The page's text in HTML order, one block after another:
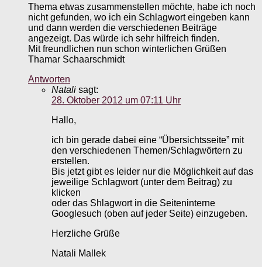
Thema etwas zusammenstellen möchte, habe ich noch
nicht gefunden, wo ich ein Schlagwort eingeben kann
und dann werden die verschiedenen Beiträge
angezeigt. Das würde ich sehr hilfreich finden.
Mit freundlichen nun schon winterlichen Grüßen
Thamar Schaarschmidt
Antworten
Natali sagt:
28. Oktober 2012 um 07:11 Uhr
Hallo,
ich bin gerade dabei eine “Übersichtsseite” mit
den verschiedenen Themen/Schlagwörtern zu
erstellen.
Bis jetzt gibt es leider nur die Möglichkeit auf das
jeweilige Schlagwort (unter dem Beitrag) zu
klicken
oder das Shlagwort in die Seiteninterne
Googlesuch (oben auf jeder Seite) einzugeben.
Herzliche Grüße
Natali Mallek